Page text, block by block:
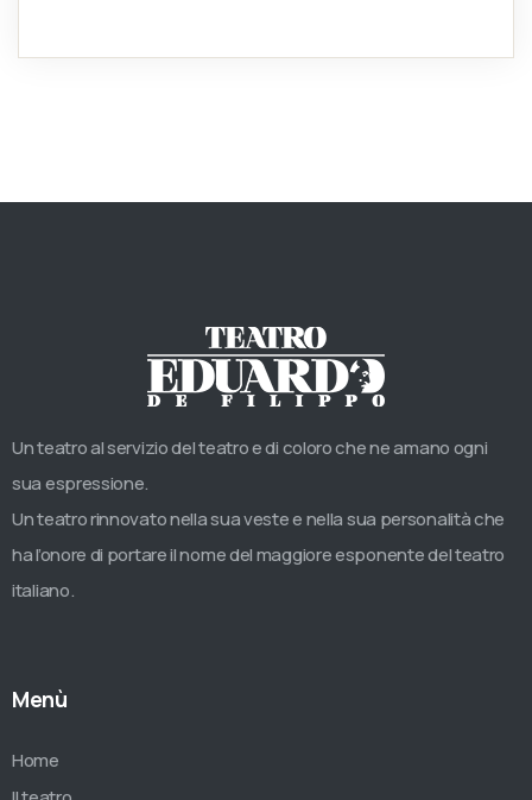
Un teatro al servizio del teatro e di coloro che ne amano ogni
sua espressione.
Un teatro rinnovato nella sua veste e nella sua personalità che
ha l’onore di portare il nome del maggiore esponente del teatro
italiano.
Menù
Home